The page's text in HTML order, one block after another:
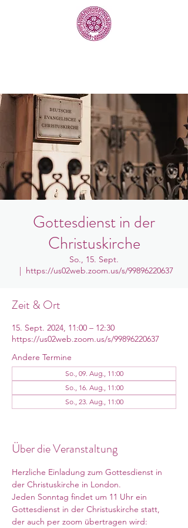
Gottesdienst in der
Christuskirche
So., 15. Sept.
  |
https://us02web.zoom.us/s/99896220637
Zeit & Ort
15. Sept. 2024, 11:00 – 12:30
https://us02web.zoom.us/s/99896220637
Andere Termine
So., 09. Aug., 11:00
So., 16. Aug., 11:00
So., 23. Aug., 11:00
Über die Veranstaltung
Herzliche Einladung zum Gottesdienst in
der Christuskirche in London.
Jeden Sonntag findet um 11 Uhr ein
Gottesdienst in der Christuskirche statt,
der auch per zoom übertragen wird: